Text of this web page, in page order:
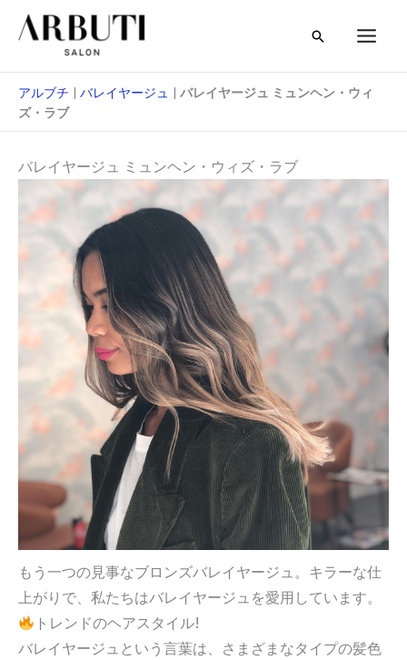
検
アルブチ | バレイヤージュ | バレイヤージュ ミュンヘン・ウィ
ズ・ラブ
バレイヤージュ ミュンヘン・ウィズ・ラブ
もう一つの見事なブロンズバレイヤージュ。キラーな仕
上がりで、私たちはバレイヤージュを愛用しています。
トレンドのヘアスタイル!
バレイヤージュという言葉は、さまざまなタイプの髪色